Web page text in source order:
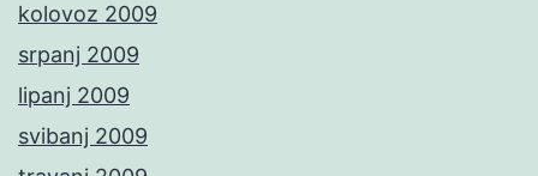
kolovoz 2009
srpanj 2009
lipanj 2009
svibanj 2009